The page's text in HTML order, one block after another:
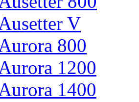
V
800
1200
1400